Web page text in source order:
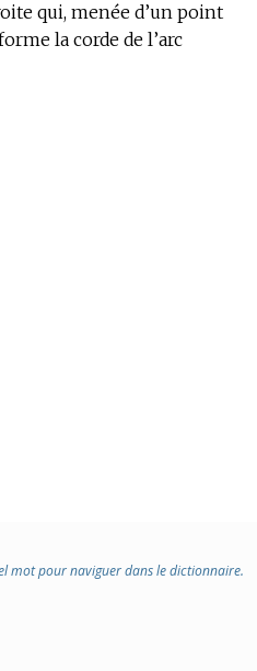
qui, menée d’un point
la corde de l’arc
mot pour naviguer dans le dictionnaire.